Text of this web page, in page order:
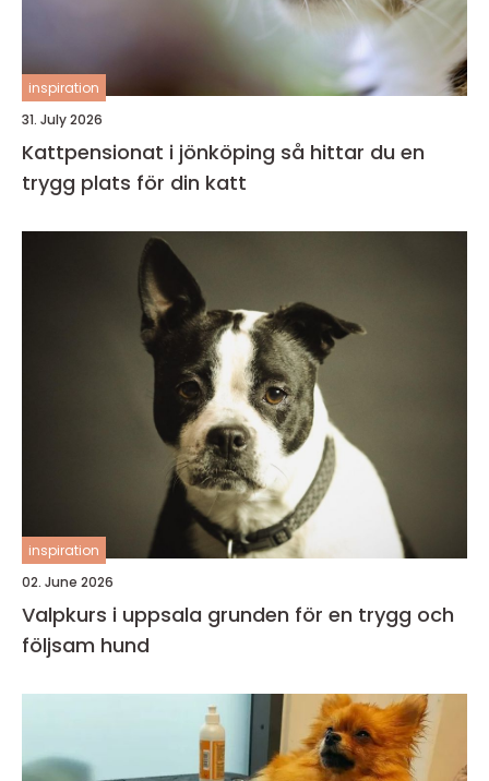
inspiration
31. July 2026
Kattpensionat i jönköping så hittar du en
trygg plats för din katt
inspiration
02. June 2026
Valpkurs i uppsala grunden för en trygg och
följsam hund